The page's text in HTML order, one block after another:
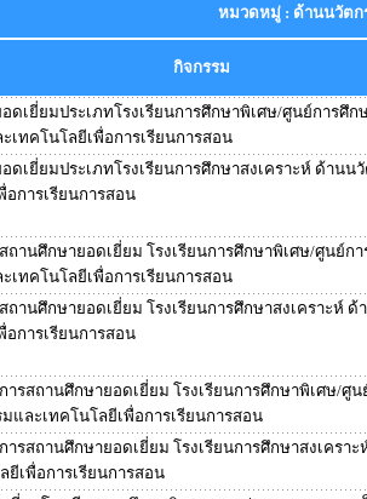
หมวดหมู่ : ด้านนวัตก
กิจกรรม
ดเยี่ยมประเภทโรงเรียนการศึกษาพิเศษ/ศูนย์การศึก
เทคโนโลยีเพื่อการเรียนการสอน
ดเยี่ยมประเภทโรงเรียนการศึกษาสงเคราะห์ ด้านน
อการเรียนการสอน
ถานศึกษายอดเยี่ยม โรงเรียนการศึกษาพิเศษ/ศูนย์ก
เทคโนโลยีเพื่อการเรียนการสอน
ถานศึกษายอดเยี่ยม โรงเรียนการศึกษาสงเคราะห์
อการเรียนการสอน
ารสถานศึกษายอดเยี่ยม โรงเรียนการศึกษาพิเศษ/ศู
และเทคโนโลยีเพื่อการเรียนการสอน
ารสถานศึกษายอดเยี่ยม โรงเรียนการศึกษาสงเครา
ยีเพื่อการเรียนการสอน